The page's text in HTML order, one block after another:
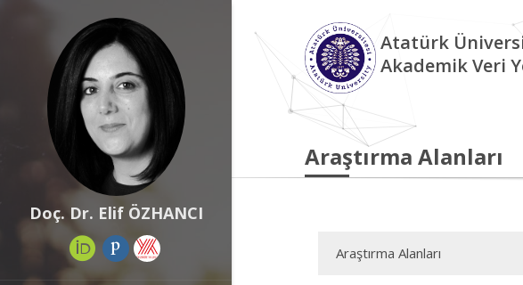
Doç. Dr. Elif ÖZHANCI
Atatürk
Akademik Veri
Araştırma Alanları
Araştırma Alanları